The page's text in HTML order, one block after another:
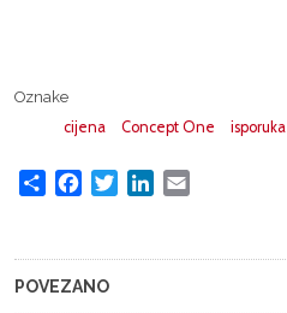
Oznake
cijena
Concept One isporuka
Share FacebookTwitterLinkedIn
POVEZANO